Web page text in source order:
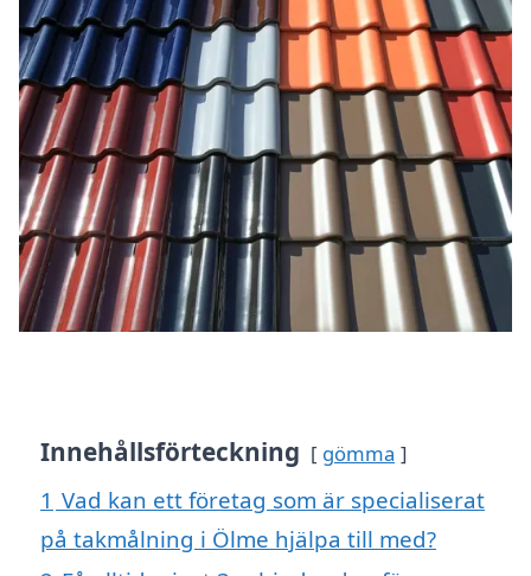
Innehållsförteckning gömma
1 Vad kan ett företag som är specialiserat
på takmålning i Ölme hjälpa till med?